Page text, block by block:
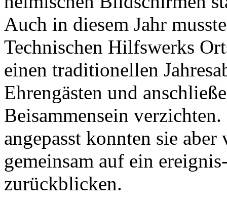
Auch in diesem Jahr
Technischen Hilfswerks
einen traditionellen
Ehrengästen und
Beisammensein
angepasst konnten sie
gemeinsam auf ein
zurückblicken.